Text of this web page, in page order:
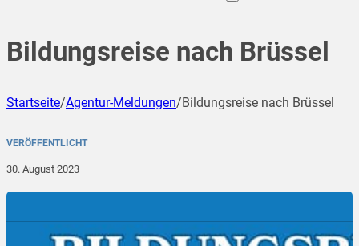
Bildungsreise nach Brüssel
Startseite/Agentur-Meldungen/Bildungsreise nach Brüssel
VERÖFFENTLICHT
30. August 2023